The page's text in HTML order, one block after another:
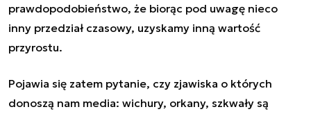
prawdopodobieństwo, że biorąc pod uwagę nieco
inny przedział czasowy, uzyskamy inną wartość
przyrostu.
Pojawia się zatem pytanie, czy zjawiska o których
donoszą nam media: wichury, orkany, szkwały są